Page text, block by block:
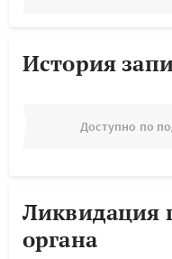
История
Доступно по
Ликвидация
органа